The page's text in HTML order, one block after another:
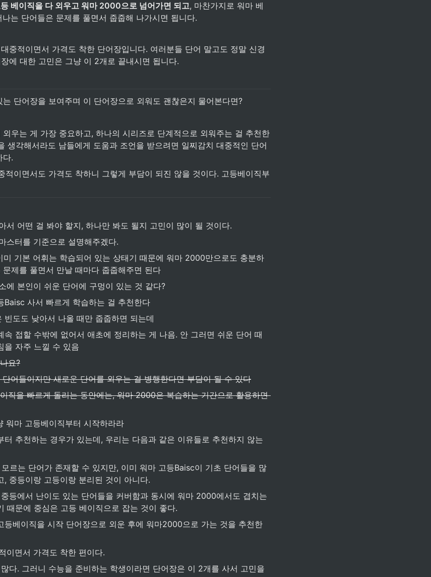
베이직을 다 외우고 워마 2000으로 넘어가면 되고, 마찬가지로 워마 베
는 단어들은 문제를 풀면서 줍줍해 나가시면 됩니다.
중적이면서 가격도 착한 단어장입니다. 여러분들 단어 말고도 정말 신경
에 대한 고민은 그냥 이 2개로 끝내시면 됩니다.
단어장을 보여주며 이 단어장으로 외워도 괜찮은지 물어본다면?
우는 게 가장 중요하고, 하나의 시리즈로 단계적으로 외워주는 걸 추천한
생각해서라도 남들에게 도움과 조언을 받으려면 일찌감치 대중적인 단어
다.
적이면서도 가격도 착하니 그렇게 부담이 되진 않을 것이다. 고등베이직부
서 어떤 걸 봐야 할지, 하나만 봐도 될지 고민이 많이 될 것이다.
스터를 기준으로 설명해주겠다.
미 기본 어휘는 학습되어 있는 상태기 때문에 워마 2000만으로도 충분하
문제를 풀면서 만날 때마다 줍줍해주면 된다
에 본인이 쉬운 단어에 구멍이 있는 것 같다?
Baisc 사서 빠르게 학습하는 걸 추천한다
빈도도 낮아서 나올 때만 줍줍하면 되는데
속 접할 수밖에 없어서 애초에 정리하는 게 나음. 안 그러면 쉬운 단어 때
을 자주 느낄 수 있음
요?
어들이지만 새로운 단어를 외우는 걸 병행한다면 부담이 될 수 있다
직을 빠르게 돌리는 동안에는, 워마 2000은 복습하는 기간으로 활용하면
워마 고등베이직부터 시작하라라
터 추천하는 경우가 있는데, 우리는 다음과 같은 이유들로 추천하지 않는
모르는 단어가 존재할 수 있지만, 이미 워마 고등Baisc이 기초 단어들을 많
, 중등이랑 고등이랑 분리된 것이 아니다.
등에서 난이도 있는 단어들을 커버함과 동시에 워마 2000에서도 겹치는
때문에 중심은 고등 베이직으로 잡는 것이 좋다.
등베이직을 시작 단어장으로 외운 후에 워마2000으로 가는 것을 추천한
이면서 가격도 착한 편이다.
다. 그러니 수능을 준비하는 학생이라면 단어장은 이 2개를 사서 고민을